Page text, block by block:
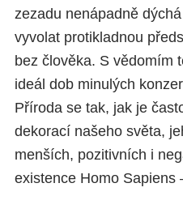
zezadu nenápadně
vyvolat protikladnou
bez člověka. S vědomím
ideál dob minulých
Příroda se tak, jak je
dekorací našeho světa,
menších, pozitivních i
existence Homo Sapiens